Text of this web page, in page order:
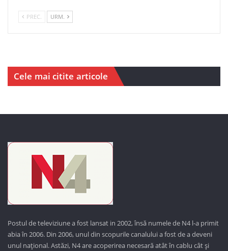
PREC. URM.
Cele mai citite articole
Postul de televiziune a fost lansat in 2002, însă numele de N4 l-a primit
abia în 2006. Din 2006, unul din scopurile canalului a fost de a deveni
unul național. Astăzi, N4 are acoperirea necesară atât în cablu cât și